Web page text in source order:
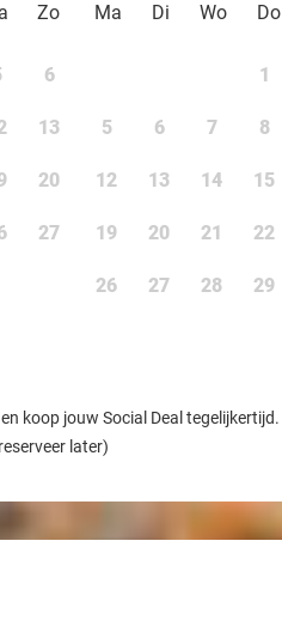
Zo
6
13
20
27
Ma
Di Wo Do
1
5 6 7 8
12 13 14 15
19 20 21 22
26 27 28 29
koop jouw Social Deal tegelijkertijd.
later)